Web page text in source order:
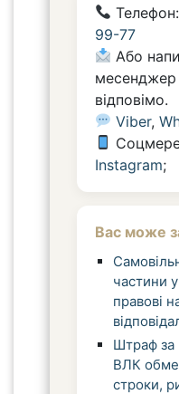
Телефон:
99-77
Або
відповімо.
Viber,
Instagram;
Вас може
частини
правові
Штраф за
ВЛК
строки,